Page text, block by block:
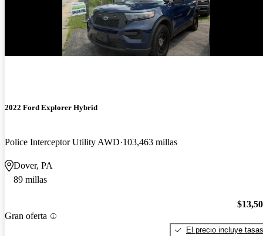
2022 Ford Explorer Hybrid
Police Interceptor Utility AWD 103,463 millas
Dover, PA
89 millas
Gran oferta
El precio incluye tasas